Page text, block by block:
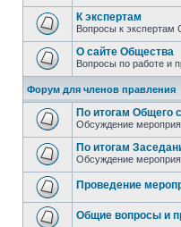
К экспертам
Вопросы к экспертам
О сайте Общества
Вопросы по работе и
Форум для членов правления
По итогам Общего
Обсуждение
По итогам
Обсуждение
Проведение
Общие вопросы и